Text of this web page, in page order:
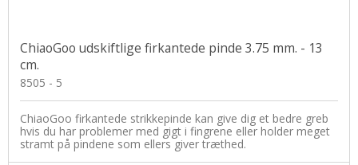
ChiaoGoo udskiftlige firkantede pinde 3.75 mm. - 13
cm.
8505 - 5
ChiaoGoo firkantede strikkepinde kan give dig et bedre greb
hvis du har problemer med gigt i fingrene eller holder meget
stramt på pindene som ellers giver træthed.